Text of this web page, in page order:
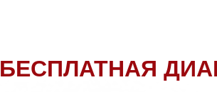
БЕСПЛАТНАЯ